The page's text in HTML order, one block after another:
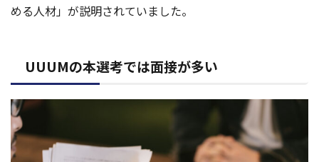
める人材」が説明されていました。
UUUMの本選考では面接が多い